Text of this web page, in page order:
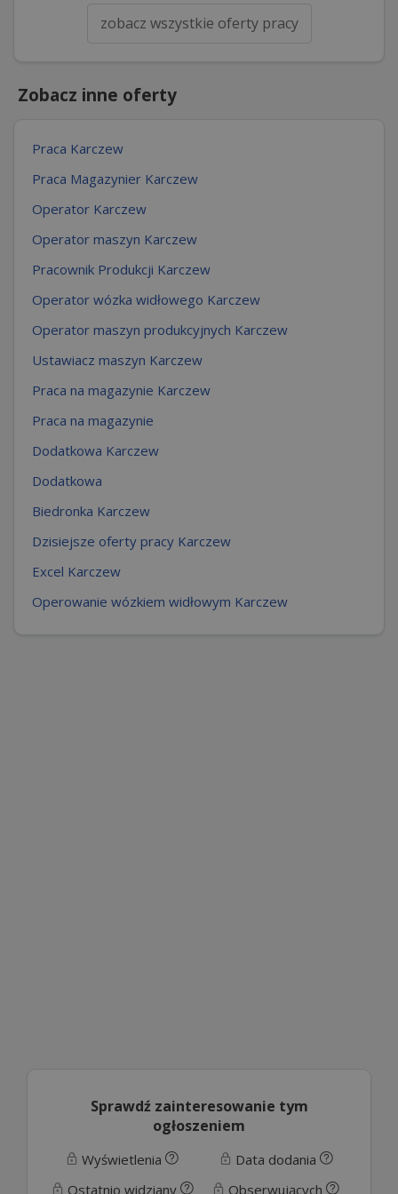
zobacz wszystkie oferty pracy
Zobacz inne oferty
Praca Karczew
Praca Magazynier Karczew
Operator Karczew
Operator maszyn Karczew
Pracownik Produkcji Karczew
Operator wózka widłowego Karczew
Operator maszyn produkcyjnych Karczew
Ustawiacz maszyn Karczew
Praca na magazynie Karczew
Praca na magazynie
Dodatkowa Karczew
Dodatkowa
Biedronka Karczew
Dzisiejsze oferty pracy Karczew
Excel Karczew
Operowanie wózkiem widłowym Karczew
Sprawdź zainteresowanie tym
ogłoszeniem
Wyświetlenia
Data dodania
Ostatnio widziany
Obserwujących